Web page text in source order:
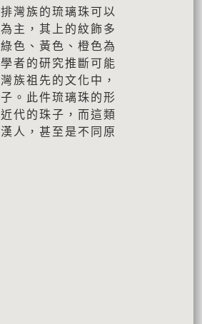
灣族的琉璃珠可以
主，其上的紋飾多
色、黃色、橙色為
者的研究推斷可能
族祖先的文化中，
。此件琉璃珠的形
代的珠子，而這類
人，甚至是不同原